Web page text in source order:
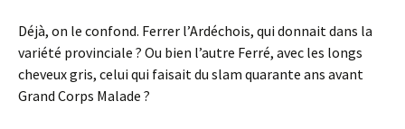
Déjà, on le confond. Ferrer l’Ardéchois, qui donnait dans la
variété provinciale ? Ou bien l’autre Ferré, avec les longs
cheveux gris, celui qui faisait du slam quarante ans avant
Grand Corps Malade ?